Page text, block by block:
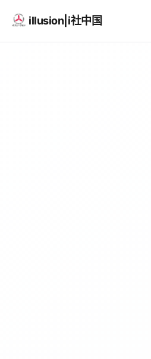
illusion|i社中国